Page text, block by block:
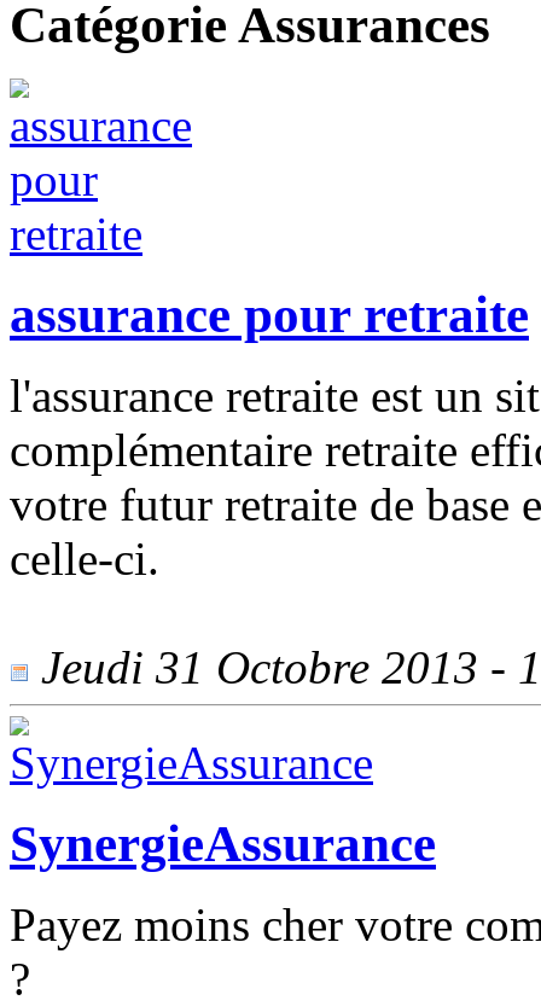
Catégorie Assurances
assurance pour retraite
l'assurance retraite est un
complémentaire retraite
votre futur retraite de base
celle-ci.
Jeudi 31 Octobre 2013 -
SynergieAssurance
Payez moins cher votre
?